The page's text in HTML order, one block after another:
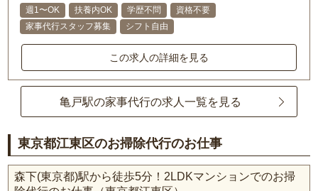
週1〜OK 扶養内OK 学歴不問
資格不要
家事代行スタッフ募集
シフト自由
この求人の詳細を見る
亀戸駅の家事代行の求人一覧を見る
東京都江東区のお掃除代行のお仕事
森下(東京都)駅から徒歩5分！2LDKマンションでのお掃